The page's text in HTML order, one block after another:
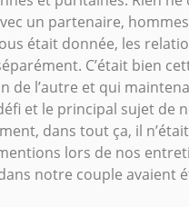
un partenaire,
était donnée, les
C’était bien
de l’autre et qui
et le principal sujet de
dans tout ça, il
lors de nos
notre couple avaient